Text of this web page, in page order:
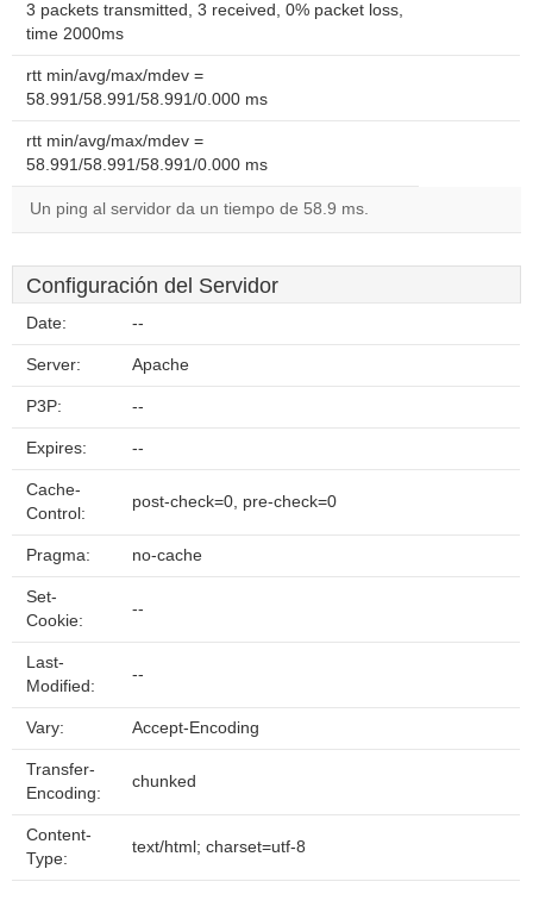
3 packets transmitted, 3 received, 0% packet loss,
time 2000ms
rtt min/avg/max/mdev =
58.991/58.991/58.991/0.000 ms
rtt min/avg/max/mdev =
58.991/58.991/58.991/0.000 ms
Un ping al servidor da un tiempo de 58.9 ms.
Configuración del Servidor
Date: --
Server: Apache
P3P: --
Expires: --
Cache-
Control:
post-check=0, pre-check=0
Pragma: no-cache
Set-
Cookie:
--
Last-
Modified:
--
Vary: Accept-Encoding
Transfer-
Encoding:
chunked
Content-
Type:
text/html; charset=utf-8